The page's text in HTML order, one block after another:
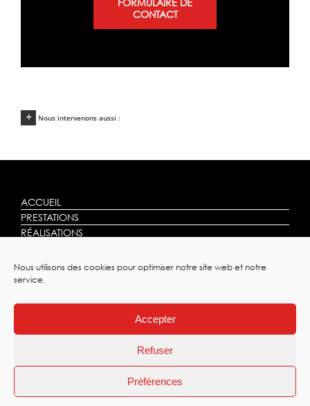
Nous utilisons des cookies pour optimiser notre site web et notre
service.
Accepter
Refuser
Préférences
FORMULAIRE DE
CONTACT
Nous intervenons aussi :
ACCUEIL
PRESTATIONS
RÉALISATIONS
CONTACT
MENTIONS LÉGALES
|